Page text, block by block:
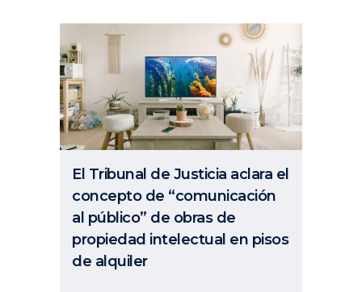
El Tribunal de Justicia aclara el
concepto de “comunicación
al público” de obras de
propiedad intelectual en pisos
de alquiler